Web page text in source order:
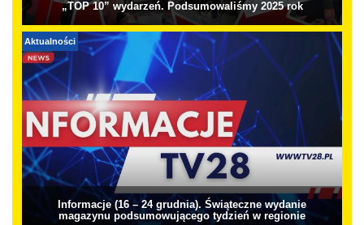
„TOP 10” wydarzeń. Podsumowaliśmy 2025 rok
Aktualności
Informacje (16 – 24 grudnia). Świąteczne wydanie
magazynu podsumowującego tydzień w regionie